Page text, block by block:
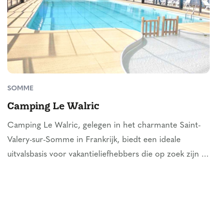
SOMME
Camping Le Walric
Camping Le Walric, gelegen in het charmante Saint-
Valery-sur-Somme in Frankrijk, biedt een ideale
uitvalsbasis voor vakantieliefhebbers die op zoek zijn ...